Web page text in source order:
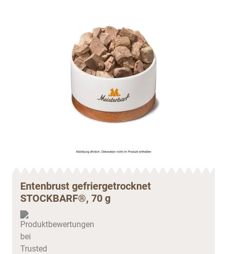
Entenbrust gefriergetrocknet
STOCKBARF®, 70 g